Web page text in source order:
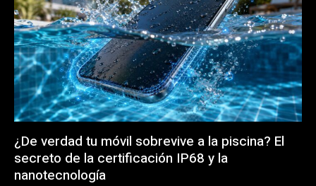
¿De verdad tu móvil sobrevive a la piscina? El
secreto de la certificación IP68 y la
nanotecnología